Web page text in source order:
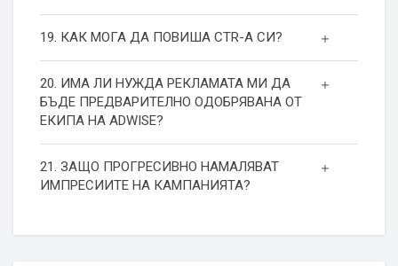
19. КАК МОГА ДА ПОВИША СТR-А СИ?
20. ИМА ЛИ НУЖДА РЕКЛАМАТА МИ ДА
БЪДЕ ПРЕДВАРИТЕЛНО ОДОБРЯВАНА ОТ
ЕКИПА НА ADWISE?
21. ЗАЩО ПРОГРЕСИВНО НАМАЛЯВАТ
ИМПРЕСИИТЕ НА КАМПАНИЯТА?